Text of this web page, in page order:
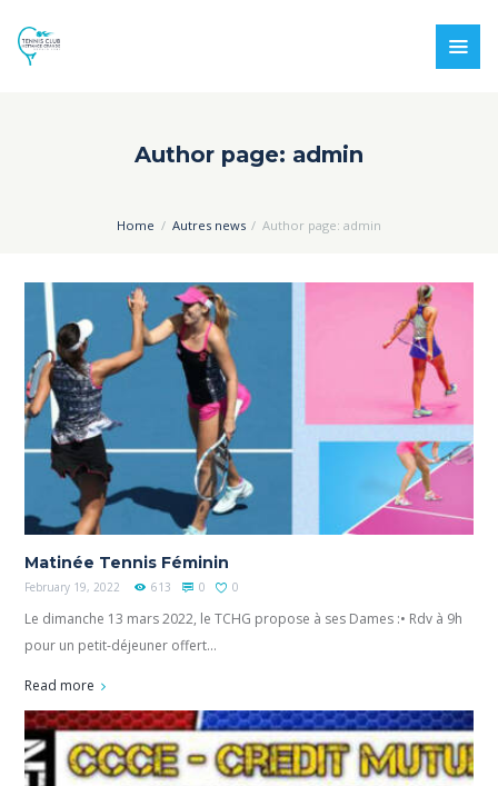
Author page: admin
Home Autres news Author page: admin
Matinée Tennis Féminin
February 19, 2022 613 0 0
Le dimanche 13 mars 2022, le TCHG propose à ses Dames :• Rdv à 9h
pour un petit-déjeuner offert...
Read more